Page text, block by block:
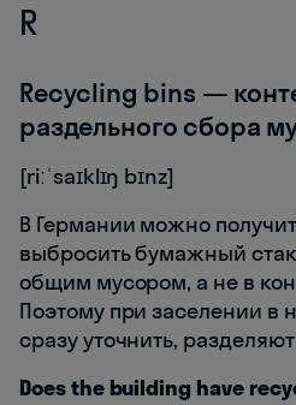
R
Recycling bins —
раздельного сбора
[riːˈsaɪklɪŋ bɪnz]
В Германии можно
выбросить бумажный
общим мусором, а не в
Поэтому при заселении в
сразу уточнить,
Does the building have